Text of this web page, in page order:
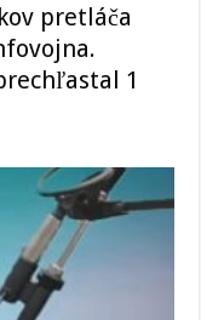
pretláča
1